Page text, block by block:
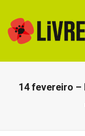
14 fevereiro –